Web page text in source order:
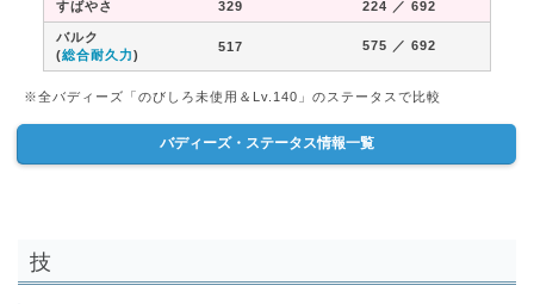
すばやさ 329 224 ／ 692
バルク
(総合耐久力)
517 575 ／ 692
※全バディーズ「のびしろ未使用＆Lv.140」のステータスで比較
バディーズ・ステータス情報一覧
技